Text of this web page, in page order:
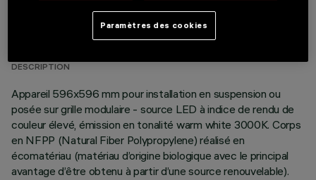
DONNÉES TECHNIQUES
DESCRIPTION
Appareil 596x596 mm pour installation en suspension ou
posée sur grille modulaire - source LED à indice de rendu de
couleur élevé, émission en tonalité warm white 3000K. Corps
en NFPP (Natural Fiber Polypropylene) réalisé en
écomatériau (matériau d’origine biologique avec le principal
avantage d’être obtenu à partir d’une source renouvelable).
Paramètres des cookies